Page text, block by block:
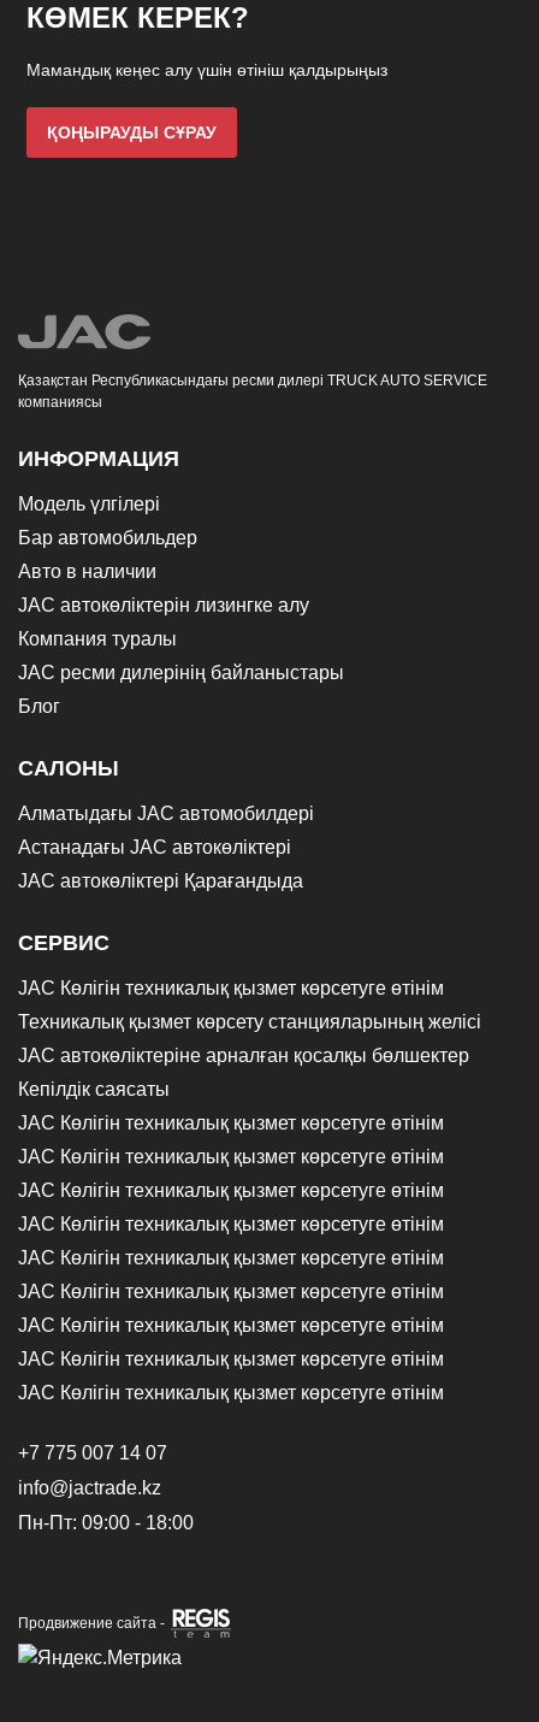
КӨМЕК КЕРЕК?
Мамандық кеңес алу үшін өтініш қалдырыңыз
ҚОҢЫРАУДЫ СҰРАУ
Қазақстан Республикасындағы ресми дилері TRUCK AUTO SERVICE
компаниясы
ИНФОРМАЦИЯ
Модель үлгілері
Бар автомобильдер
Авто в наличии
JAC автокөліктерін лизингке алу
Компания туралы
JAC ресми дилерінің байланыстары
Блог
САЛОНЫ
Алматыдағы JAC автомобилдері
Астанадағы JAC автокөліктері
JAC автокөліктері Қарағандыда
СЕРВИС
JAC Көлігін техникалық қызмет көрсетуге өтінім
Техникалық қызмет көрсету станцияларының желісі
JAC автокөліктеріне арналған қосалқы бөлшектер
Кепілдік саясаты
JAC Көлігін техникалық қызмет көрсетуге өтінім
JAC Көлігін техникалық қызмет көрсетуге өтінім
JAC Көлігін техникалық қызмет көрсетуге өтінім
JAC Көлігін техникалық қызмет көрсетуге өтінім
JAC Көлігін техникалық қызмет көрсетуге өтінім
JAC Көлігін техникалық қызмет көрсетуге өтінім
JAC Көлігін техникалық қызмет көрсетуге өтінім
JAC Көлігін техникалық қызмет көрсетуге өтінім
JAC Көлігін техникалық қызмет көрсетуге өтінім
+7 775 007 14 07
info@jactrade.kz
Пн-Пт: 09:00 - 18:00
Продвижение сайта -